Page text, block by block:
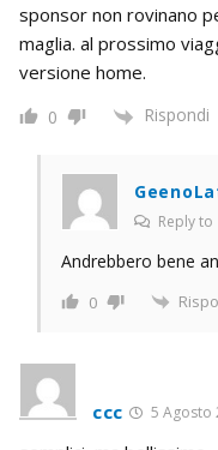
sponsor non rovinano
maglia. al prossimo
versione home.
0 Rispondi
Reply to
Andrebbero bene
0
ccc 5 Agosto